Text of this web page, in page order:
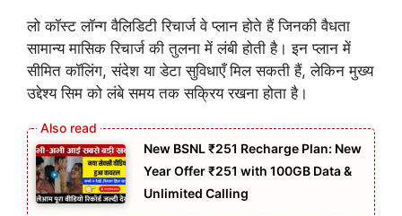
लो कॉस्ट लॉन्ग वैलिडिटी रिचार्ज वे प्लान होते हैं जिनकी वैधता
सामान्य मासिक रिचार्ज की तुलना में लंबी होती है। इन प्लान में
सीमित कॉलिंग, संदेश या डेटा सुविधाएँ मिल सकती हैं, लेकिन मुख्य
उद्देश्य सिम को लंबे समय तक सक्रिय रखना होता है।
New BSNL ₹251 Recharge Plan: New
Year Offer ₹251 with 100GB Data &
Unlimited Calling